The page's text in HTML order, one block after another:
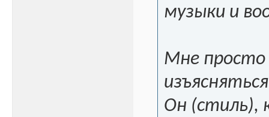
музыки и
Мне просто
Он (стиль),